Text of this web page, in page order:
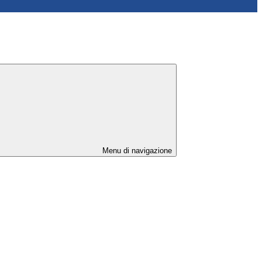
Menu di navigazione